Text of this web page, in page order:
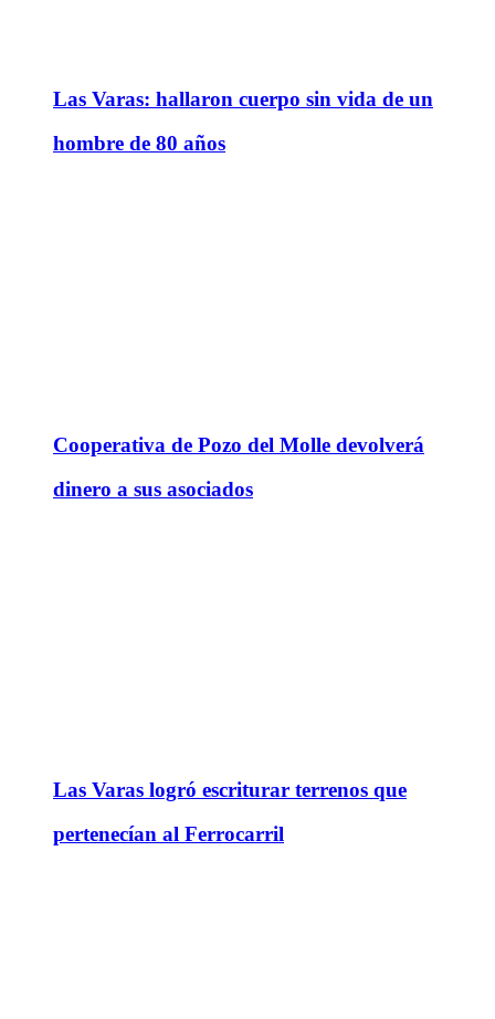
Las Varas: hallaron cuerpo sin vida de un
hombre de 80 años
Cooperativa de Pozo del Molle devolverá
dinero a sus asociados
Las Varas logró escriturar terrenos que
pertenecían al Ferrocarril